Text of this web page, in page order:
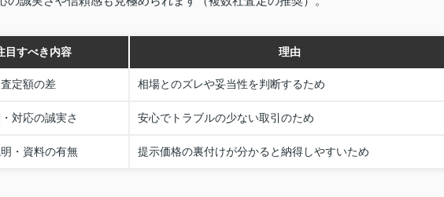
目すべき内容 理由
定額の差 相場とのズレや妥当性を判断するため
対応の誠実さ 安心でトラブルの少ない取引のため
・資料の有無 提示価格の裏付けが分かると納得しやすいため